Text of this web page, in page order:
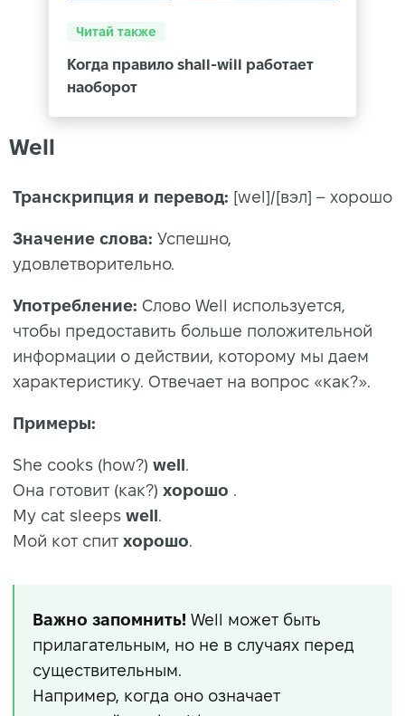
Читай также
Когда правило shall-will работает
наоборот
Well
Транскрипция и перевод: [wel]/[вэл] – хорошо
Значение слова: Успешно,
удовлетворительно.
Употребление: Слово Well используется,
чтобы предоставить больше положительной
информации о действии, которому мы даем
характеристику. Отвечает на вопрос «как?».
Примеры:
She cooks (how?) well.
Она готовит (как?) хорошо .
My cat sleeps well.
Мой кот спит хорошо.
Важно запомнить! Well может быть
прилагательным, но не в случаях перед
существительным.
Например, когда оно означает